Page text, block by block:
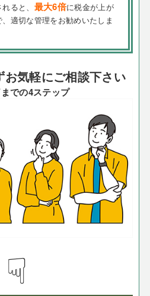
ると、 最大6倍に税金が上が
適切な管理をお勧めいたしま
お気軽にご相談下さい
での4ステップ
☟